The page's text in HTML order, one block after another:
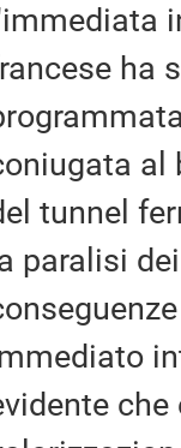
ha
al
tunnel
paralisi